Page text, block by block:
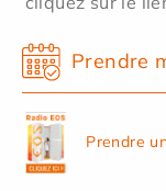
Prendre
Prendre